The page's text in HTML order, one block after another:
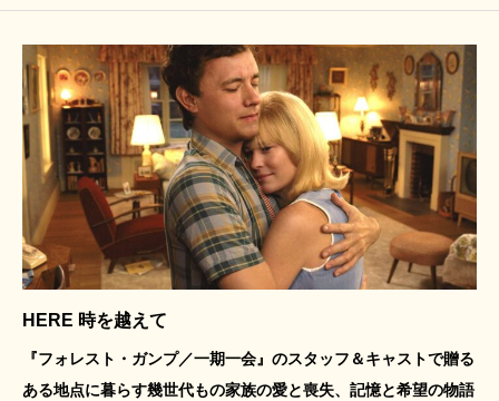
HERE 時を越えて
『フォレスト・ガンプ／一期一会』のスタッフ＆キャストで贈る
ある地点に暮らす幾世代もの家族の愛と喪失、記憶と希望の物語